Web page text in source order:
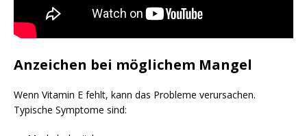
Anzeichen bei möglichem Mangel
Wenn Vitamin E fehlt, kann das Probleme verursachen.
Typische Symptome sind: